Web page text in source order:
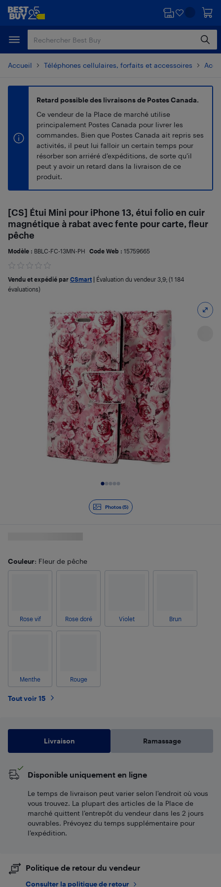
Passer
principal
Passer
Accueil Téléphones cellulaires, forfaits et accessoires
Retard possible des livraisons de Postes Canada.
Ce vendeur de la Place de marché utilise
principalement Postes Canada pour livrer les
commandes. Bien que Postes Canada ait repris ses
activités, il peut lui falloir un certain temps pour
résorber son arriéré d’expéditions, de sorte qu’il
peut y avoir un retard dans la livraison de ce
produit.
Photos (5)
[CS] Étui Mini pour iPhone 13, étui folio en cuir
magnétique à rabat avec fente pour carte, fleur
pêche
Modèle : BBLC-FC-13MN-PH Code Web : 15759665
Vendu et expédié par CSmart Évaluation du vendeur 3,9; (1 184
évaluations)
Couleur: Fleur de pêche
Rose vif Rose doré Violet Brun
Menthe Rouge
Tout voir 15
Livraison Ramassage
Disponible uniquement en ligne
Le temps de livraison peut varier selon l'endroit où vous
vous trouvez. La plupart des articles de la Place de
marché quittent l’entrepôt du vendeur dans les 2 jours
ouvrables. Prévoyez du temps supplémentaire pour
l’expédition.
Politique de retour du vendeur
Consulter la politique de retour